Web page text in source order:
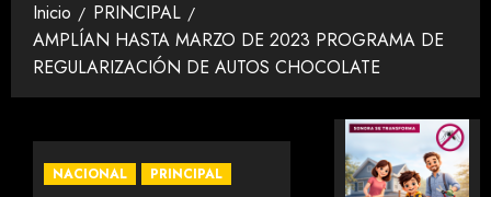
Inicio
PRINCIPAL
AMPLÍAN HASTA MARZO DE 2023 PROGRAMA DE
REGULARIZACIÓN DE AUTOS CHOCOLATE
NACIONAL PRINCIPAL